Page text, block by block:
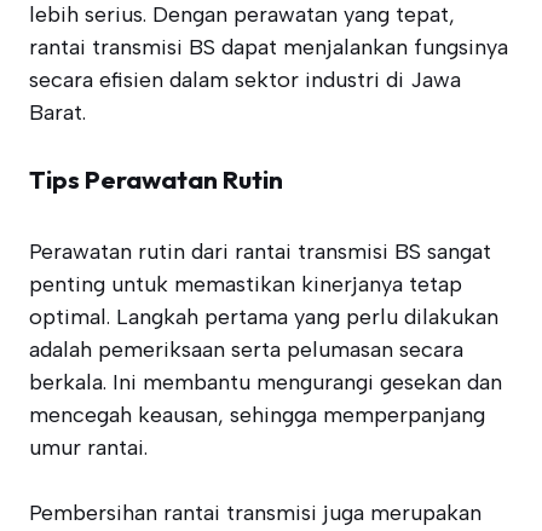
lebih serius. Dengan perawatan yang tepat,
rantai transmisi BS dapat menjalankan fungsinya
secara efisien dalam sektor industri di Jawa
Barat.
Tips Perawatan Rutin
Perawatan rutin dari rantai transmisi BS sangat
penting untuk memastikan kinerjanya tetap
optimal. Langkah pertama yang perlu dilakukan
adalah pemeriksaan serta pelumasan secara
berkala. Ini membantu mengurangi gesekan dan
mencegah keausan, sehingga memperpanjang
umur rantai.
Pembersihan rantai transmisi juga merupakan